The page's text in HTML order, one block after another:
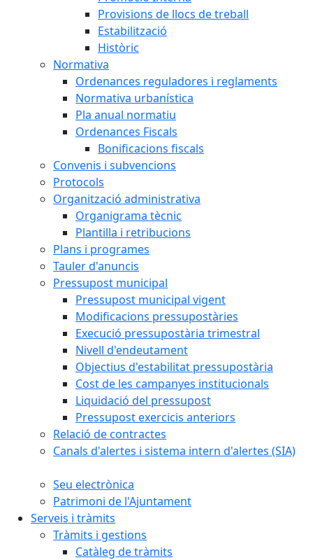
Provisions de llocs de treball
Estabilització
Històric
Normativa
Ordenances reguladores i reglaments
Normativa urbanística
Pla anual normatiu
Ordenances Fiscals
Bonificacions fiscals
Convenis i subvencions
Protocols
Organització administrativa
Organigrama tècnic
Plantilla i retribucions
Plans i programes
Tauler d'anuncis
Pressupost municipal
Pressupost municipal vigent
Modificacions pressupostàries
Execució pressupostària trimestral
Nivell d'endeutament
Objectius d'estabilitat pressupostària
Cost de les campanyes institucionals
Liquidació del pressupost
Pressupost exercicis anteriors
Relació de contractes
Canals d'alertes i sistema intern d'alertes (SIA)
Seu electrònica
Patrimoni de l'Ajuntament
Serveis i tràmits
Tràmits i gestions
Catàleg de tràmits